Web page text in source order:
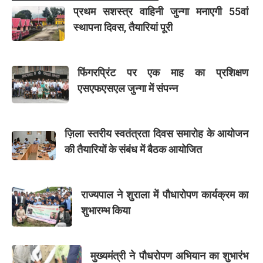
प्रथम सशस्त्र वाहिनी जुन्गा मनाएगी 55वां
स्थापना दिवस, तैयारियां पूरी
फिंगरप्रिंट पर एक माह का प्रशिक्षण
एसएफएसएल जुन्गा में संपन्न
ज़िला स्तरीय स्वतंत्रता दिवस समारोह के आयोजन
की तैयारियों के संबंध में बैठक आयोजित
राज्यपाल ने शुराला में पौधारोपण कार्यक्रम का
शुभारम्भ किया
मुख्यमंत्री ने पौधरोपण अभियान का शुभारंभ